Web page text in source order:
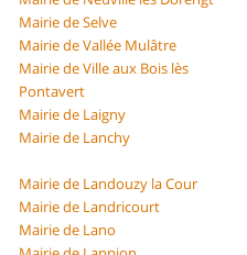
Mairie de Selve
Mairie de Vallée Mulâtre
Mairie de Ville aux Bois lès
Pontavert
Mairie de Laigny
Mairie de Lanchy
Mairie de Landouzy la Cour
Mairie de Landricourt
Mairie de Lano